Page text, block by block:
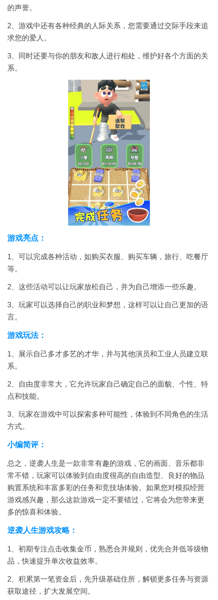
的声誉。
2、游戏中还有各种经典的人际关系，您需要通过交际手段来追
求您的爱人。
3、同时还要与你的朋友和敌人进行相处，维护好各个方面的关
系。
游戏亮点：
1、可以完成各种活动，如购买衣服、购买车辆，旅行、吃餐厅
等。
2、这些活动可以让玩家放松自己，并为自己增添一些乐趣。
3、玩家可以选择自己的职业和梦想，这样可以让自己更加的语
言。
游戏玩法：
1、展示自己多才多艺的才华，并与其他演员和工业人员建立联
系。
2、自由度非常大，它允许玩家自己确定自己的面貌、个性、特
点和技能。
3、玩家在游戏中可以探索多种可能性，体验到不同角色的生活
方式。
小编简评：
总之，逆袭人生是一款非常有趣的游戏，它的画面、音乐都非
常不错，玩家可以体验到自由度很高的自由造型、良好的物品
购置系统和丰富多彩的任务和竞技场体验。如果您对模拟经营
游戏感兴趣，那么这款游戏一定不要错过，它将会为您带来更
多的惊喜和体验。
逆袭人生游戏攻略：
1、初期专注点击收集金币，熟悉合并规则，优先合并低等级物
品，快速提升单次收益效率。
2、积累第一笔资金后，先升级基础住所，解锁更多任务与资源
获取途径，扩大发展空间。